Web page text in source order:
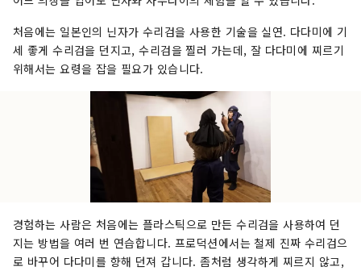
처음에는 일본인의 닌자가 수리검을 사용한 기술을 실연. 다다미에 기
세 좋게 수리검을 던지고, 수리검을 찔러 가는데, 잘 다다미에 찌르기
위해서는 요령을 잡을 필요가 있습니다.
경험하는 사람은 처음에는 플라스틱으로 만든 수리검을 사용하여 던
지는 방법을 여러 번 연습합니다. 프로덕션에서는 철제 진짜 수리검으
로 바꾸어 다다미를 향해 던져 갑니다. 좀처럼 생각하게 찌르지 않고,